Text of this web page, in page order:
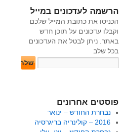
הרשמה לעדכונים במייל
הכניסו את כתובת המייל שלכם
וקבלו עדכונים על תוכן חדש
באתר. ניתן לבטל את העדכונים
בכל שלב
פוסטים אחרונים
נבחרת החודש – ינואר
2016 – קולינריה בריגרסיה